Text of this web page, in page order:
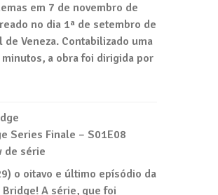
em 7 de novembro de
no dia 1ª de setembro de
de Veneza. Contabilizado uma
a obra foi dirigida por
Series Finale – S01E08
de série
o oitavo e último epísódio da
Bridge! A série, que foi